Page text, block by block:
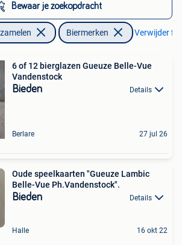
Bewaar je zoekopdracht
Biermerken Verwijder
6 of 12 bierglazen Gueuze Belle-Vue
Vandenstock
Bieden Details
Berlare 27 jul 26
Oude speelkaarten "Gueuze Lambic
Belle-Vue Ph.Vandenstock".
Bieden Details
Halle 16 okt 22